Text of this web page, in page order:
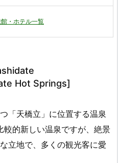
・ホテル一覧
Hot Springs]
「天橋立」に位置する温泉
的新しい温泉ですが、絶景
立地で、多くの観光客に愛